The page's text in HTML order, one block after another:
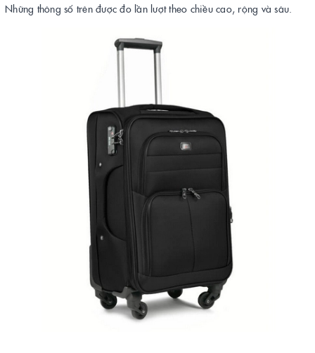
Những thông số trên được đo lần lượt theo chiều cao, rộng và sâu.